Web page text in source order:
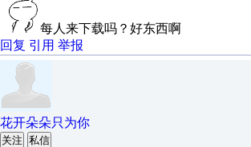
每人来下载吗？好东西啊
回复 引用 举报
花开朵朵只为你
关注 私信